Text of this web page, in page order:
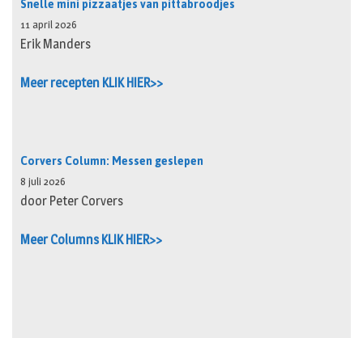
11 april 2026
Erik Manders
Meer recepten KLIK HIER>>
Corvers Column: Messen geslepen
8 juli 2026
door Peter Corvers
Meer Columns KLIK HIER>>